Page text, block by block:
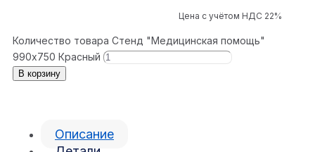
Цена с учётом НДС 22%
Количество товара Стенд "Медицинская помощь"
990x750 Красный
В корзину
Описание